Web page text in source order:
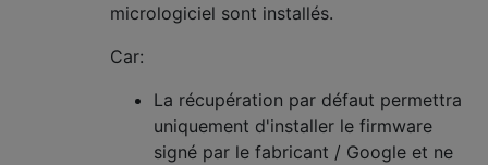
micrologiciel sont installés.
Car:
La récupération par défaut permettra
uniquement d'installer le firmware
signé par le fabricant / Google et ne